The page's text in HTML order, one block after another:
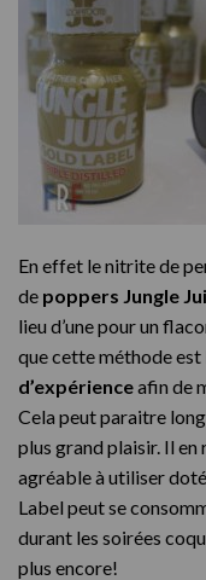
En effet le nitrite de
de poppers Jungle
lieu d’une pour un
que cette méthode
d’expérienceafin de
Cela peut paraitre
plus grand plaisir. Il
agréable à utiliser
Label peut se
durant les soirées
plus encore!